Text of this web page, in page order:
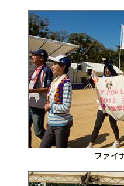
ファイ